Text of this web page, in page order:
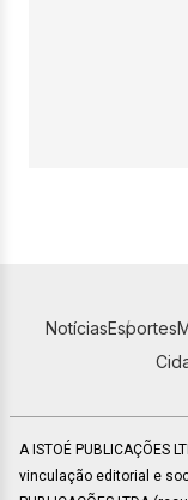
NotíciasEsportes
A ISTOÉ PUBLICAÇÕES
vinculação editorial e